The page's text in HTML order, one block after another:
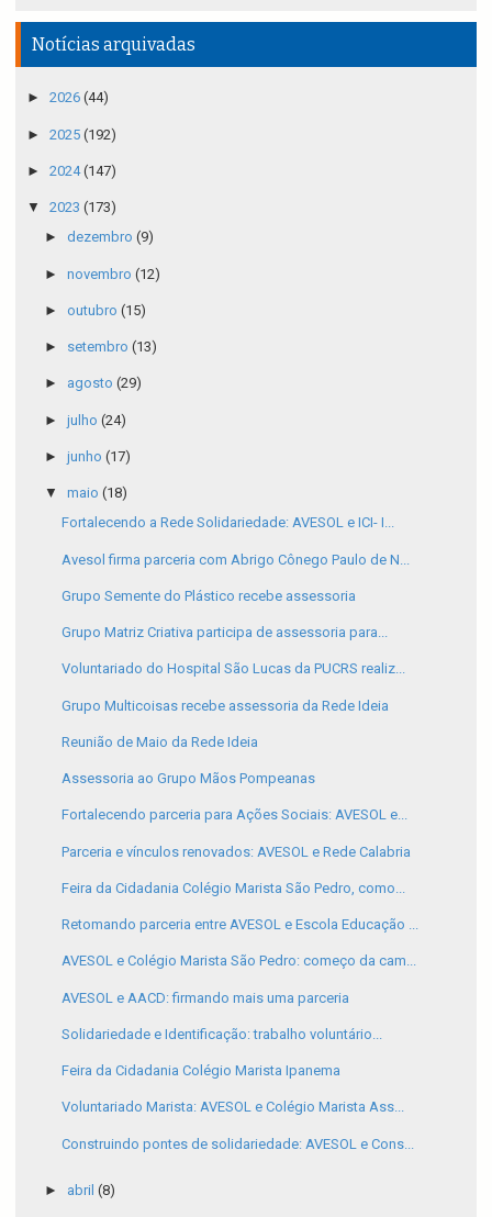
Notícias arquivadas
► 2026 (44)
► 2025 (192)
► 2024(147)
▼ 2023 (173)
► dezembro (9)
► novembro (12)
► outubro (15)
► setembro (13)
► agosto (29)
► julho (24)
► junho (17)
▼ maio (18)
Fortalecendo a Rede Solidariedade: AVESOL e ICI- I...
Avesol firma parceria com Abrigo Cônego Paulo de N...
Grupo Semente do Plástico recebe assessoria
Grupo Matriz Criativa participa de assessoria para...
Voluntariado do Hospital São Lucas da PUCRS realiz...
Grupo Multicoisas recebe assessoria da Rede Ideia
Reunião de Maio da Rede Ideia
Assessoria ao Grupo Mãos Pompeanas
Fortalecendo parceria para Ações Sociais: AVESOL e...
Parceria e vínculos renovados: AVESOL e Rede Calabria
Feira da Cidadania Colégio Marista São Pedro, como...
Retomando parceria entre AVESOL e Escola Educação ...
AVESOL e Colégio Marista São Pedro: começo da cam...
AVESOL e AACD: firmando mais uma parceria
Solidariedade e Identificação: trabalho voluntário...
Feira da Cidadania Colégio Marista Ipanema
Voluntariado Marista: AVESOL e Colégio Marista Ass...
Construindo pontes de solidariedade: AVESOL e Cons...
► abril (8)